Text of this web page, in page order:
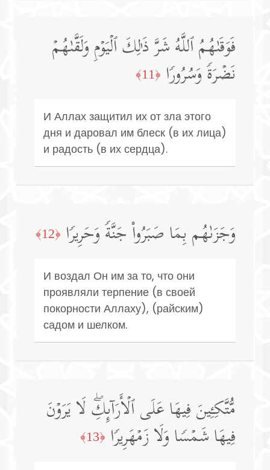
فَوَقَىٰهُمُ ٱللَّهُ شَرَّ ذَ ٰ⁠لِكَ ٱلۡیَوۡمِ وَلَقَّىٰهُمۡ
نَضۡرَةࣰ وَسُرُورࣰا ﴿11﴾
И Аллах защитил их от зла этого
дня и даровал им блеск (в их лица)
и радость (в их сердца).
وَجَزَىٰهُم بِمَا صَبَرُوا۟ جَنَّةࣰ وَحَرِیرࣰا ﴿12﴾
И воздал Он им за то, что они
проявляли терпение (в своей
покорности Аллаху), (райским)
садом и шелком.
مُّتَّكِـِٔینَ فِیهَا عَلَى ٱلۡأَرَاۤىِٕكِۖ لَا یَرَوۡنَ
فِیهَا شَمۡسࣰا وَلَا زَمۡهَرِیرࣰا ﴿13﴾